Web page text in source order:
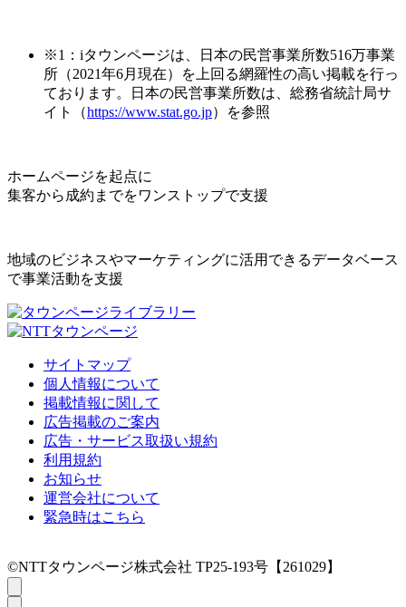
※1：iタウンページは、日本の民営事業所数516万事業
所（2021年6月現在）を上回る網羅性の高い掲載を行っ
ております。日本の民営事業所数は、総務省統計局サ
イト（https://www.stat.go.jp）を参照
ホームページを起点に
集客から成約までをワンストップで支援
地域のビジネスやマーケティングに活用できるデータベース
で事業活動を支援
サイトマップ
個人情報について
掲載情報に関して
広告掲載のご案内
広告・サービス取扱い規約
利用規約
お知らせ
運営会社について
緊急時はこちら
©NTTタウンページ株式会社 TP25-193号【261029】